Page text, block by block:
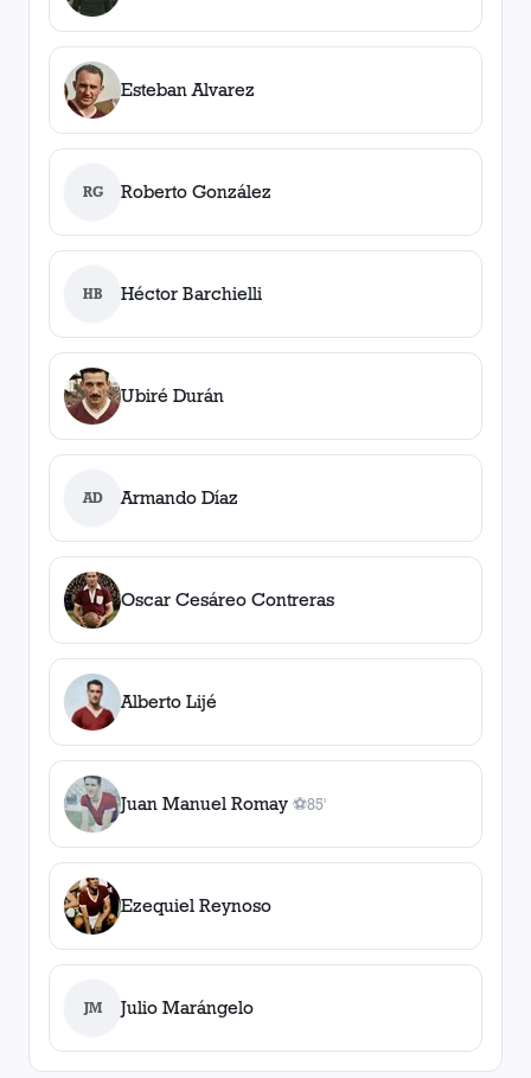
Esteban Alvarez
RG Roberto González
HB Héctor Barchielli
Ubiré Durán
AD Armando Díaz
Oscar Cesáreo Contreras
Alberto Lijé
Juan Manuel Romay ⚽
1gol
85'
Ezequiel Reynoso
JM Julio Marángelo